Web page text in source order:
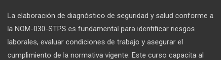
La elaboración de diagnóstico de seguridad y salud conforme a
la NOM-030-STPS es fundamental para identificar riesgos
laborales, evaluar condiciones de trabajo y asegurar el
cumplimiento de la normativa vigente. Este curso capacita al